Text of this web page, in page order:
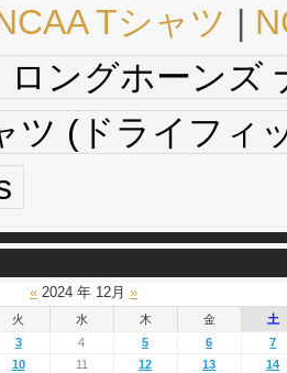
Tシャツ |
ングホーンズ
ツ (ドライフィ
« 2024 年 12月»
火 水 木 金
土
3 4 5 6
7
10 11 12 13
14